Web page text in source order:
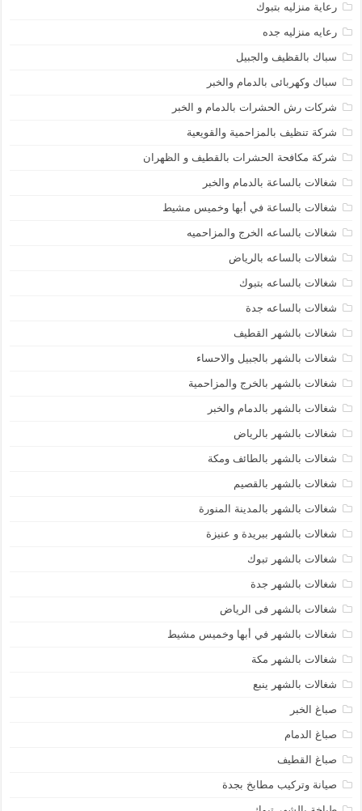
رعاية منزليه بتبوك
رعايه منزليه جده
سباك بالقظيف والجبيل
سباك وكهربائى بالدمام والخبر
شركات رش الحشرات بالدمام و الخبر
شركة تنظيف بالمزاحمية والقويعية
شركة مكافحة الحشرات بالقطيف و الظهران
شغالات بالساعة بالدمام والخبر
شغالات بالساعة في أبها وخميس مشيط
شغالات بالساعه الخرج والمزاحميه
شغالات بالساعه بالرياض
شغالات بالساعه بتبوك
شغالات بالساعه جدة
شغالات بالشهر القطيف
شغالات بالشهر بالجبيل والاحساء
شغالات بالشهر بالخرج والمزاحمية
شغالات بالشهر بالدمام والخبر
شغالات بالشهر بالرياض
شغالات بالشهر بالطائف ومكة
شغالات بالشهر بالقصيم
شغالات بالشهر بالمدينة المنورة
شغالات بالشهر ببريدة و عنيزة
شغالات بالشهر تبوك
شغالات بالشهر جدة
شغالات بالشهر فى الرياض
شغالات بالشهر في أبها وخميس مشيط
شغالات بالشهر مكة
شغالات بالشهر ينبع
صباغ الخبر
صباغ الدمام
صباغ القطيف
صيانة وتركيب مطابخ بجدة